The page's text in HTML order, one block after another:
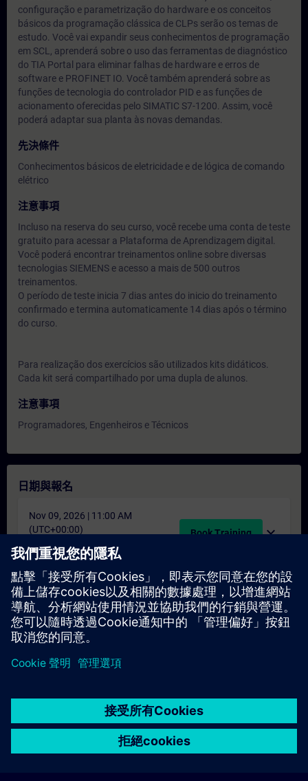
explore
configuração e parametrização do hardware e os conceitos
básicos da programação clássica de CLPs serão os temas de
estudo. Você vai expandir seus conhecimentos de programação
em SCL, aprenderá sobre o uso das ferramentas de diagnóstico
do TIA Portal para eliminar falhas de hardware e erros de
software e PROFINET IO. Você também aprenderá sobre as
funções de tecnologia do controlador PID e as funções de
acionamento oferecidas pelo SIMATIC S7-1200. Assim, você
poderá adaptar sua planta às novas demandas.
先決條件
Conhecimentos básicos de eletricidade e de lógica de comando
elétrico
注意事項
Incluso na reserva do seu curso, você recebe uma conta de teste
gratuito para acessar a Plataforma de Aprendizagem digital.
Você poderá encontrar treinamentos online sobre diversas
tecnologias SIEMENS e acesso a mais de 500 outros
treinamentos.
O período de teste inicia 7 dias antes do inicio do treinamento
confirmado e termina automaticamente 14 dias após o término
do curso.
Para realização dos exercícios são utilizados kits didáticos.
Cada kit será compartilhado por uma dupla de alunos.
注意事項
Programadores, Engenheiros e Técnicos
日期與報名
Nov 09, 2026 | 11:00 AM
(UTC+00:00)
schedule5 天 translate PT
Book Training expand_more
找不到合適的日期嗎？
請將您的姓名加入課程候補名單，一旦有新的開課日期，我們將
通知您。
啟用通知服務